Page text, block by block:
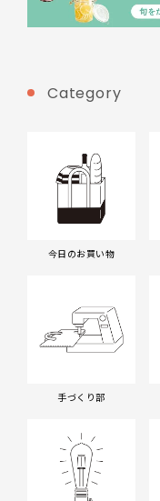
Category
今日のお買い物
手づくり部